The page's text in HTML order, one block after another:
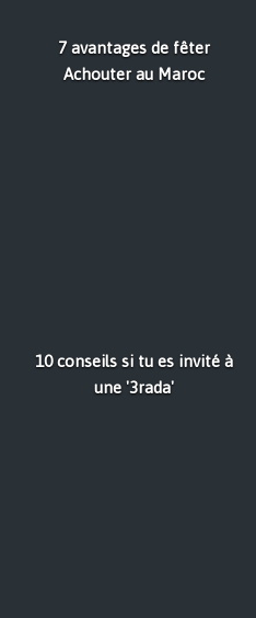
7 avantages de fêter
Achouter au Maroc
10 conseils si tu es invité à
une '3rada'